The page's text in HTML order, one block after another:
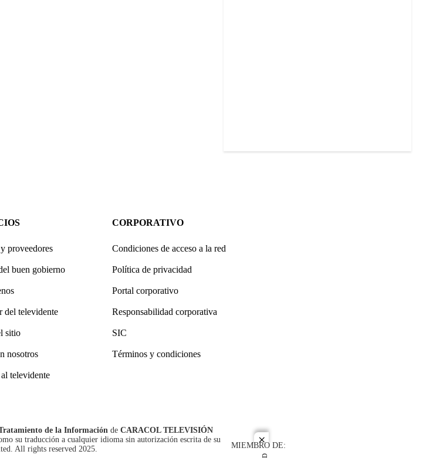
close
proveedores
buen gobierno
del televidente
sitio
nosotros
televidente
CORPORATIVO
Condiciones de acceso a la red
Política de privacidad
Portal corporativo
Responsabilidad corporativa
SIC
Términos y condiciones
de la Información de CARACOL TELEVISIÓN
su traducción a cualquier idioma sin autorización escrita de su
All rights reserved 2025.
MIEMBRO DE: